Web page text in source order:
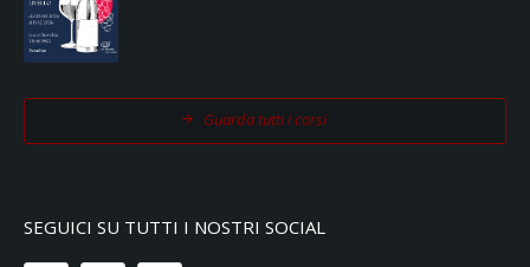
Guarda tutti i corsi
SEGUICI SU TUTTI I NOSTRI SOCIAL